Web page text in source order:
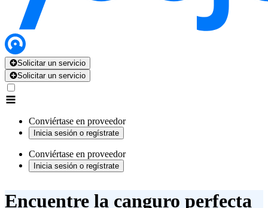
Solicitar un servicio
Solicitar un servicio
Conviértase en proveedor
Inicia sesión o regístrate
Conviértase en proveedor
Inicia sesión o regístrate
Encuentre la canguro perfecta